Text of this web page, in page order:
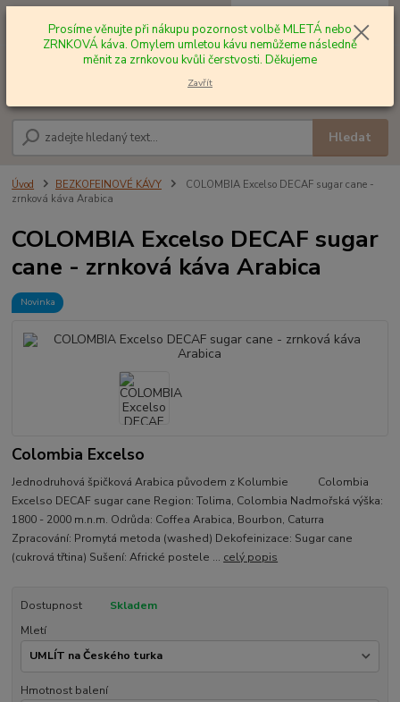
Hledat
+420 602 577 209 za0,00 Kč
Úvod BEZKOFEINOVÉ KÁVY
COLOMBIA Excelso DECAF sugar cane -
zrnková káva Arabica
COLOMBIA Excelso DECAF sugar
cane - zrnková káva Arabica
Novinka
Colombia Excelso
Jednodruhová špičková Arabica původem z Kolumbie Colombia
Excelso DECAF sugar cane Region: Tolima, Colombia Nadmořská výška:
1800 - 2000 m.n.m. Odrůda: Coffea Arabica, Bourbon, Caturra
Zpracování: Promytá metoda (washed) Dekofeinizace: Sugar cane
(cukrová třtina) Sušení: Africké postele ... celý popis
Dostupnost
Skladem
Mletí
Hmotnost balení
Prosíme věnujte při nákupu pozornost volbě MLETÁ nebo
ZRNKOVÁ káva. Omylem umletou kávu nemůžeme následně
měnit za zrnkovou kvůli čerstvosti. Děkujeme
Zavřít